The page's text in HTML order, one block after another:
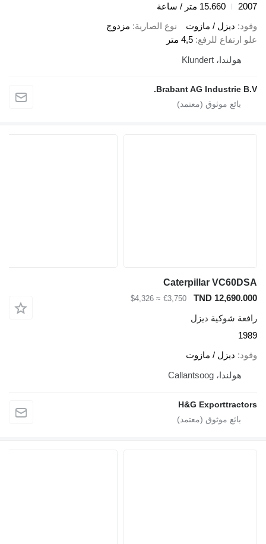
2007
15.660 متر / ساعة
وقود ديزل / مازوت نوع الصارية مزدوج
علو ارتفاع للرفع 4,5 متر
هولندا، Klundert
Brabant AG Industrie B.V.
Caterpillar VC60DSA
TND 12,690.000
€3,750
≈ $4,326
رافعة شوكية ديزل
1989
وقود ديزل / مازوت
هولندا، Callantsoog
H&G Exporttractors